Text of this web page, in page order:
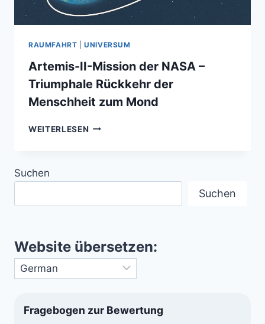
RAUMFAHRT |UNIVERSUM
Artemis-II-Mission der NASA –
Triumphale Rückkehr der
Menschheit zum Mond
WEITERLESEN ARTEMIS-
ZUM
Suchen
Suchen
Website übersetzen:
Fragebogen zur Bewertung